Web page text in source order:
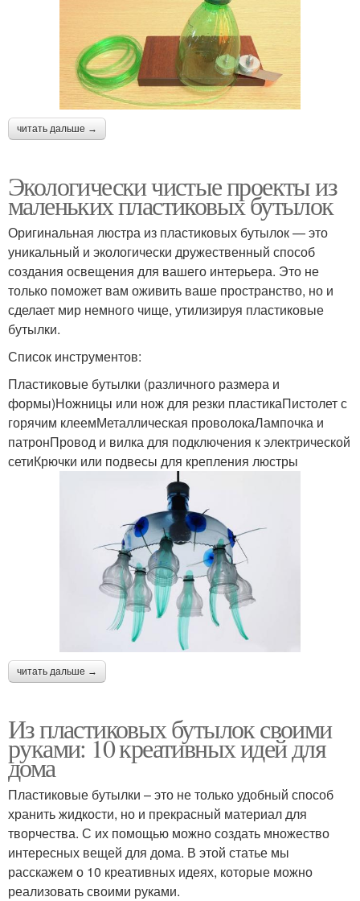
читать дальше →
Экологически чистые проекты из
маленьких пластиковых бутылок
Оригинальная люстра из пластиковых бутылок — это
уникальный и экологически дружественный способ
создания освещения для вашего интерьера. Это не
только поможет вам оживить ваше пространство, но и
сделает мир немного чище, утилизируя пластиковые
бутылки.
Список инструментов:
Пластиковые бутылки (различного размера и
формы)Ножницы или нож для резки пластикаПистолет с
горячим клеемМеталлическая проволокаЛампочка и
патронПровод и вилка для подключения к электрической
сетиКрючки или подвесы для крепления люстры
читать дальше →
Из пластиковых бутылок своими
руками: 10 креативных идей для
дома
Пластиковые бутылки – это не только удобный способ
хранить жидкости, но и прекрасный материал для
творчества. С их помощью можно создать множество
интересных вещей для дома. В этой статье мы
расскажем о 10 креативных идеях, которые можно
реализовать своими руками.